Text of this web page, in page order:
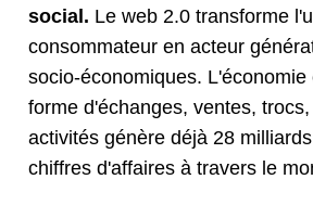
social. Le web 2.0 transforme
consommateur en acteur
socio-économiques.
forme d'échanges, ventes,
activités génère déjà 28
chiffres d'affaires à travers le